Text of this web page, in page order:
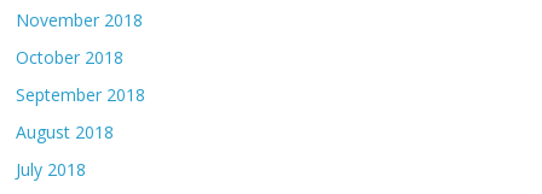
November 2018
October 2018
September 2018
August 2018
July 2018